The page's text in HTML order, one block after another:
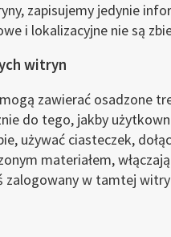
zapisujemy jedynie
i lokalizacyjne nie są
witryn
zawierać osadzone
do tego, jakby
używać ciasteczek,
materiałem,
zalogowany w tamtej